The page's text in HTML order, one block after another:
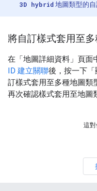
3D hybrid 地圖類型的自
將自訂樣式套用至
在「地圖詳細資料」頁面
ID 建立關聯後，按一下「
訂樣式套用至多種地圖類
再次確認樣式套用至地圖
這對